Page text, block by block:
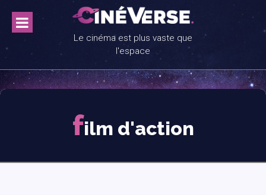
content
Le cinéma est plus vaste que
l'espace
film d'action